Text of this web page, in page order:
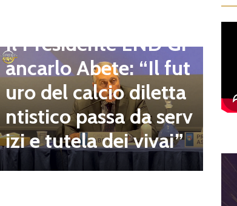
Il Presidente LND Gi
ancarlo Abete: “Il fut
uro del calcio diletta
ntistico passa da serv
izi e tutela dei vivai”